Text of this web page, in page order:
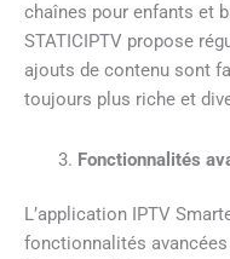
chaînes pour enfants et
STATICIPTV propose
ajouts de contenu sont
toujours plus riche et
Fonctionnalités
L’application IPTV
fonctionnalités